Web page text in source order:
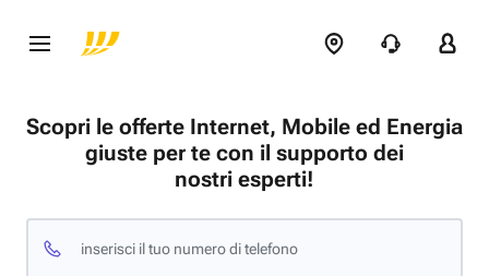
Scopri le offerte Internet, Mobile ed Energia
giuste per te con il supporto dei
nostri esperti!
inserisci il tuo numero di telefono